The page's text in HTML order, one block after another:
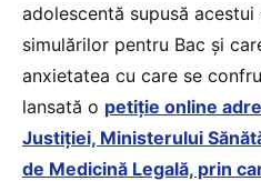
adolescentă supusă
simulărilor pentru Bac și
anxietatea cu care se
lansată o petiție online
Justiției, Ministerului
de Medicină Legală, prin